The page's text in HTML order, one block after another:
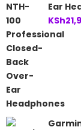
Ear
KSh